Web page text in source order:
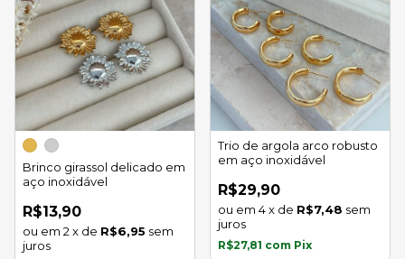
Brinco girassol delicado em
aço inoxidável
R$13,90
2 x de R$6,95 sem
juros
Trio de argola arco robusto
em aço inoxidável
R$29,90
4x de R$7,48 sem
juros
R$27,81 com Pix